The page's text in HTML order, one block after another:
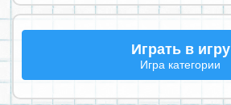
Играть в игру
Игра категории